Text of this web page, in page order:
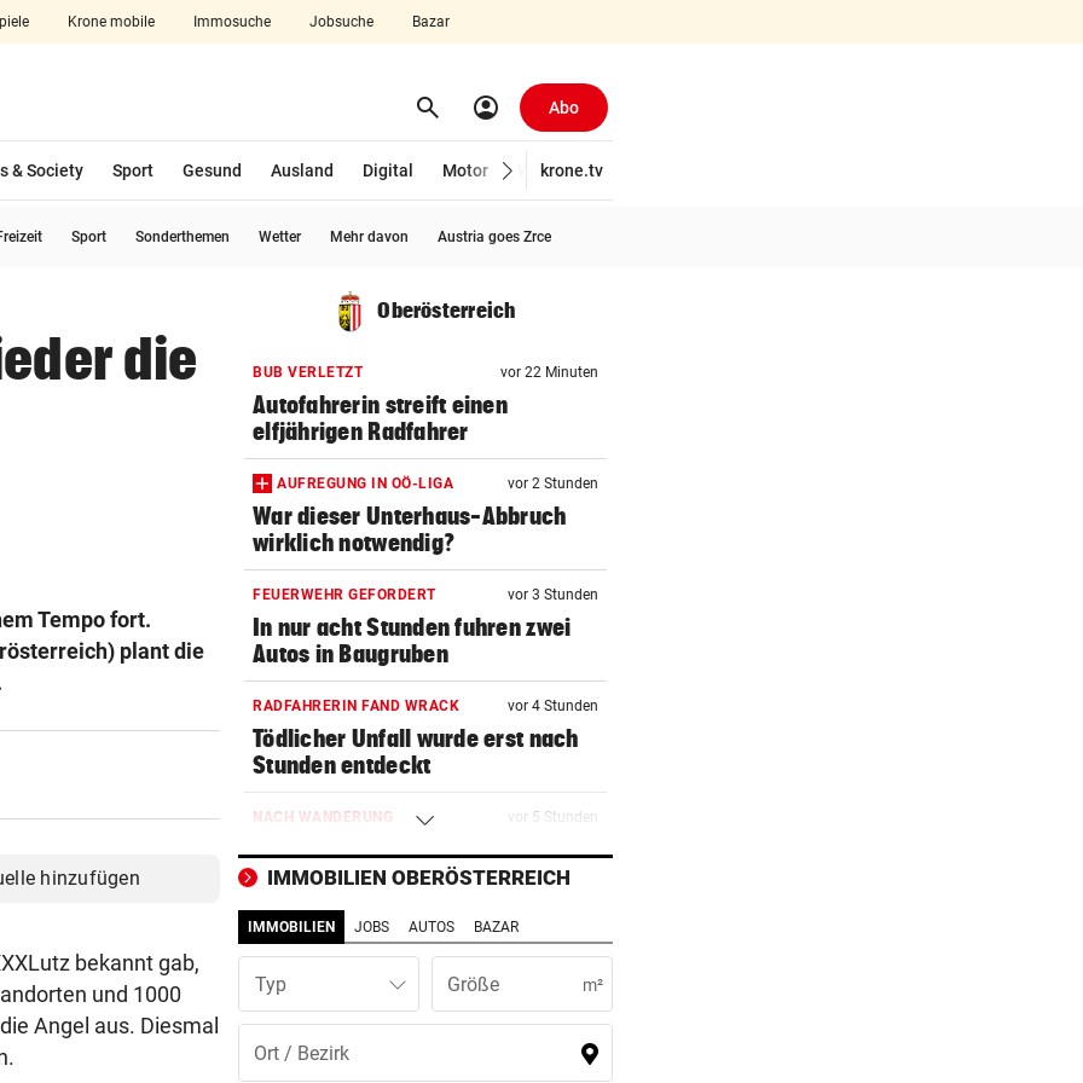
Krone mobile Immosuche Jobsuche Bazar
aufklappen search Suchen
account_circle Abo
& Society Sport Gesund Ausland Digital Motor Wirtschaft
krone.tv
Sport Sonderthemen Wetter Mehr davon Austria goes Zrce
die
Tempo fort.
plant die
hinzufügen
bekannt gab,
und 1000
Angel aus. Diesmal
Oberösterreich
BUB VERLETZT vor 22 Minuten
Autofahrerin streift einen
elfjährigen Radfahrer
AUFREGUNG IN OÖ-LIGA vor 2 Stunden
War dieser Unterhaus-Abbruch
wirklich notwendig?
FEUERWEHR GEFORDERT vor 3 Stunden
In nur acht Stunden fuhren zwei
Autos in Baugruben
RADFAHRERIN FAND WRACK vor 4 Stunden
Tödlicher Unfall wurde erst nach
Stunden entdeckt
NACH WANDERUNG vor 5 Stunden
22-Jährige erlitt auf Hochstand
Schwächeanfall
DREIMAL SO VIELE KÜHE vor 6 Stunden
Dürre bringt jetzt auch
Schlachthöfe ans Limit
vor 8 Stunden
Feuerwerkskörper setzt trockene
IMMOBILIEN OBERÖSTERREICH
IMMOBILIEN JOBS AUTOS BAZAR
Typ m²